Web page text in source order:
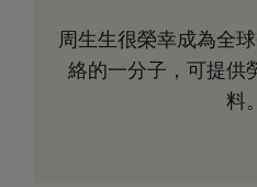
周生生很榮幸成為全
絡的一分子，可提供
料。